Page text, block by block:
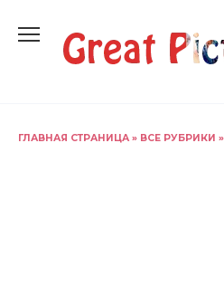
содержанию
ГЛАВНАЯ СТРАНИЦА » ВСЕ РУБРИКИ »